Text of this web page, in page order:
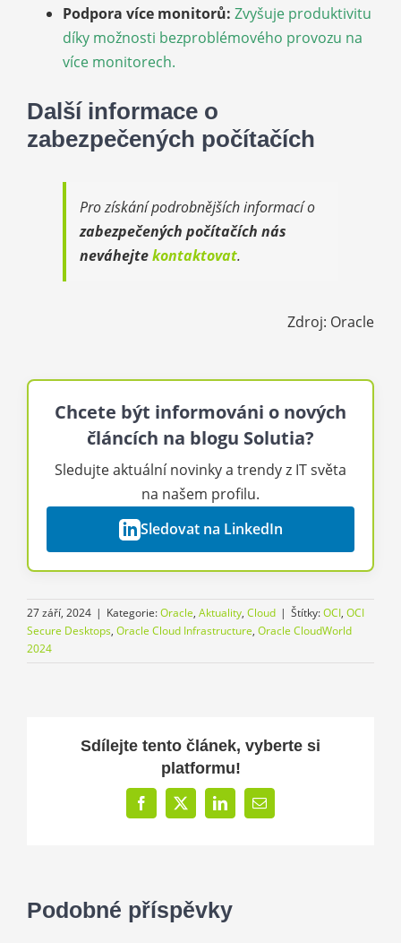
Podpora více monitorů: Zvyšuje produktivitu
díky možnosti bezproblémového provozu na
více monitorech.
Další informace o
zabezpečených počítačích
Pro získání podrobnějších informací o
zabezpečených počítačích nás
neváhejtekontaktovat.
Zdroj: Oracle
Chcete být informováni o nových
článcích na blogu Solutia?
Sledujte aktuální novinky a trendy z IT světa
na našem profilu.
Sledovat na LinkedIn
27 září, 2024 | Kategorie:Oracle, Aktuality, Cloud | Štítky:OCI, OCI
Secure Desktops, Oracle Cloud Infrastructure, Oracle CloudWorld
2024
Sdílejte tento článek, vyberte si
platformu!
Facebook
X LinkedIn
E-
mail
Podobné příspěvky